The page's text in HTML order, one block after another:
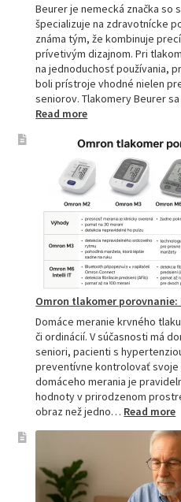
Beurer je nemecká značka so
špecializuje na zdravotnícke
známa tým, že kombinuje
prívetivým dizajnom. Pri
na jednoduchosť používania,
boli prístroje vhodné nielen
seniorov. Tlakomery Beurer
Read more:
tlakomery
spoľahlivý
pomocník
pre
zdravie
Omron tlakomer porovnanie:
Domáce meranie krvného
či ordinácií. V súčasnosti má
seniori, pacienti s
preventívne kontrolovať svoje
domáceho merania je
hodnoty v prirodzenom
obraz než jedno… Read more: